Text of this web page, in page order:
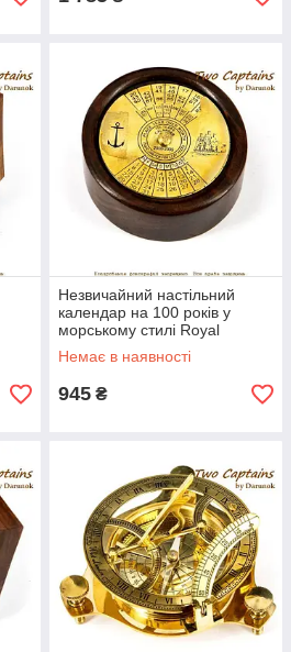
Незвичайний настільний
календар на 100 років у
морському стилі Royal
Harbour NI447SD
Немає в наявності
945 ₴